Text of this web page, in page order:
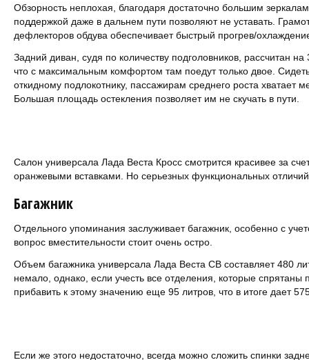
Обзорность неплохая, благодаря достаточно большим
поддержкой даже в дальнем пути позволяют не уставать.
дефлекторов обдува обеспечивает быстрый прогрев/
Задний диван, судя по количеству подголовников, рассчитан на
что с максимальным комфортом там поедут только двое.
откидному подлокотнику, пассажирам среднего роста хватает
Большая площадь остекления позволяет им не скучать в пути.
Салон универсала Лада Веста Кросс смотрится красивее за
оранжевыми вставками. Но серьезных функциональных
Багажник
Отдельного упоминания заслуживает багажник, особенно с
вопрос вместительности стоит очень остро.
Объем багажника универсала Лада Веста СВ составляет 480
немало, однако, если учесть все отделения, которые
прибавить к этому значению еще 95 литров, что в итоге дает
Если же этого недостаточно, всегда можно сложить спинки